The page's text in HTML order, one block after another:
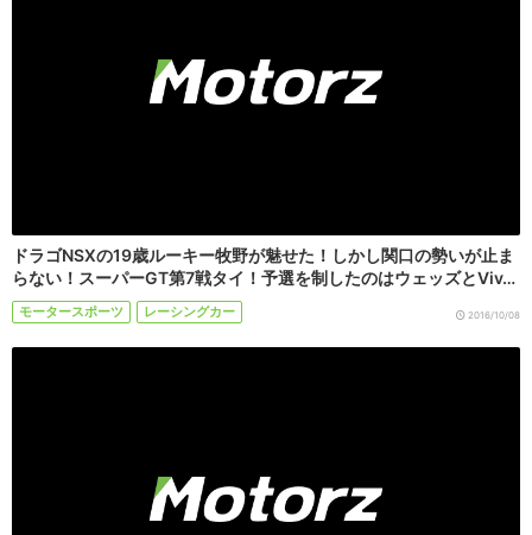
ドラゴNSXの19歳ルーキー牧野が魅せた！しかし関口の勢いが止ま
らない！スーパーGT第7戦タイ！予選を制したのはウェッズとViv…
モータースポーツ レーシングカー 2016/10/08